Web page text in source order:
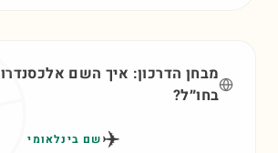
מבחן הדרכון: איך השם אלכסנדרו
בחו״ל?
✈️שם בינלאומי